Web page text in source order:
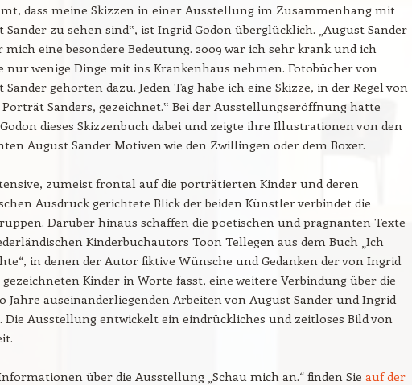
dass meine Skizzen in einer Ausstellung im Zusammenhang mit
Sander zu sehen sind‟, ist Ingrid Godon überglücklich. „August Sander
eine besondere Bedeutung. 2009 war ich sehr krank und ich
nur wenige Dinge mit ins Krankenhaus nehmen. Fotobücher von
Sander gehörten dazu. Jeden Tag habe ich eine Skizze, in der Regel von
Sanders, gezeichnet.‟ Bei der Ausstellungseröffnung hatte
dieses Skizzenbuch dabei und zeigte ihre Illustrationen von den
August Sander Motiven wie den Zwillingen oder dem Boxer.
zumeist frontal auf die porträtierten Kinder und deren
Ausdruck gerichtete Blick der beiden Künstler verbindet die
Darüber hinaus schaffen die poetischen und prägnanten Texte
Kinderbuchautors Toon Tellegen aus dem Buch „Ich
in denen der Autor fiktive Wünsche und Gedanken der von Ingrid
gezeichneten Kinder in Worte fasst, eine weitere Verbindung über die
Jahre auseinanderliegenden Arbeiten von August Sander und Ingrid
Die Ausstellung entwickelt ein eindrückliches und zeitloses Bild von
über die Ausstellung „Schau mich an.“ finden Sie auf der